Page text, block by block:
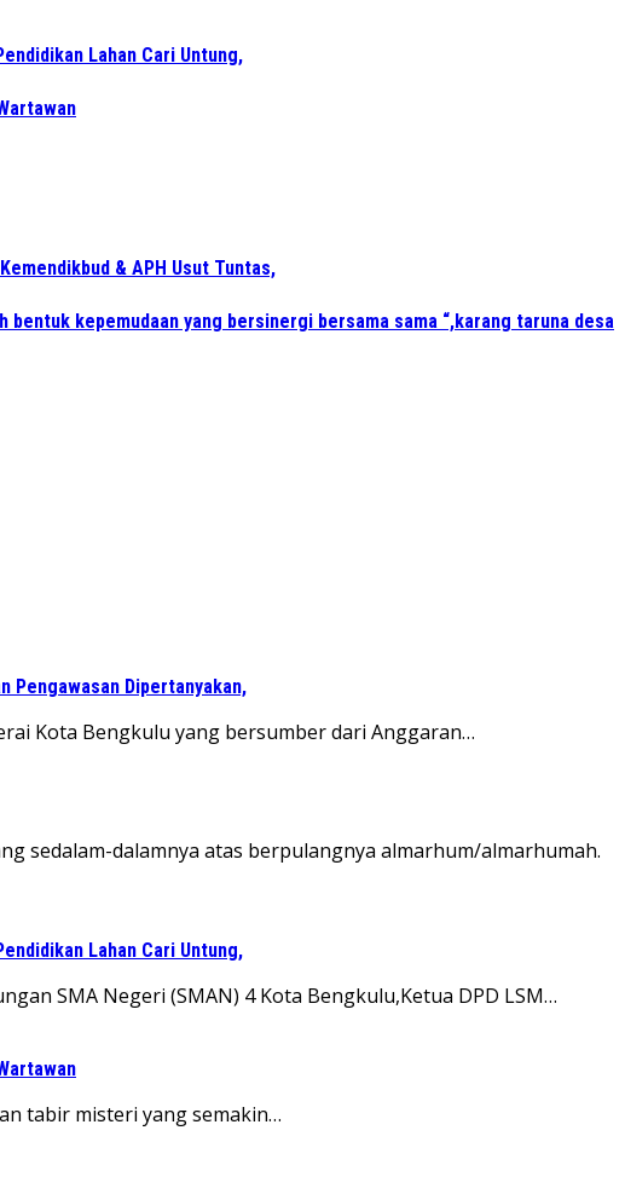
Lahan Cari Untung,
& APH Usut Tuntas,
kepemudaan yang bersinergi bersama sama “,karang taruna desa
Pengawasan Dipertanyakan,
Kota Bengkulu yang bersumber dari Anggaran…
sedalam-dalamnya atas berpulangnya almarhum/almarhumah.
Lahan Cari Untung,
SMA Negeri (SMAN) 4 Kota Bengkulu,Ketua DPD LSM…
tabir misteri yang semakin…